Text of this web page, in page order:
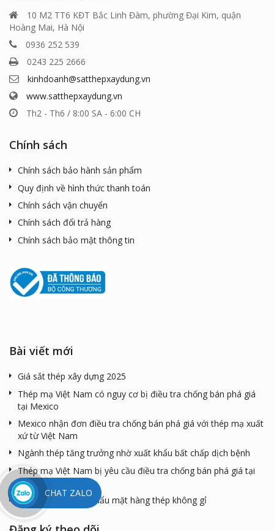
10 M2 TT6 KĐT Bắc Linh Đàm, phường Đại Kim, quận
Hoàng Mai, Hà Nội
0936 252 539
0243 225 2666
kinhdoanh@satthepxaydung.vn
www.satthepxaydung.vn
Th2 - Th6 / 8:00 SA - 6:00 CH
Chính sách
Chính sách bảo hành sản phẩm
Quy định về hình thức thanh toán
Chính sách vận chuyển
Chính sách đổi trả hàng
Chính sách bảo mật thông tin
Bài viết mới
Giá sắt thép xây dựng 2025
Thép mạ Việt Nam có nguy cơ bị điều tra chống bán phá giá
tại Mexico
Mexico nhận đơn điều tra chống bán phá giá với thép mạ xuất
xứ từ Việt Nam
Ngành thép tăng trưởng nhờ xuất khẩu bất chấp dịch bệnh
Thép mạ Việt Nam bị yêu cầu điều tra chống bán phá giá tại
Mexico
Rà soát việc nhập khẩu mặt hàng thép không gỉ
CHAT ZALO